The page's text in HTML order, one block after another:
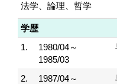
法学、論理、哲学
学歴
1.
1980/04～
1985/03
2.
1987/04～